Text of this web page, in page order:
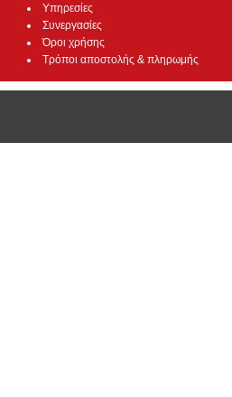
Υπηρεσίες
Συνεργασίες
Όροι χρήσης
Τρόποι αποστολής & πληρωμής